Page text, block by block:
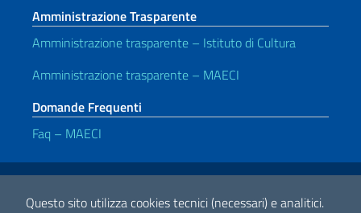
Questo sito utilizza cookies tecnici (necessari) e analitici.
Amministrazione Trasparente
Amministrazione trasparente – Istituto di Cultura
Amministrazione trasparente – MAECI
Domande Frequenti
Faq – MAECI
Link Utili